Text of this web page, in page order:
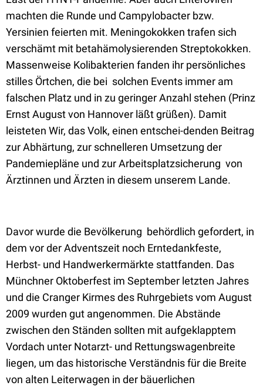
machten die Runde und Campylobacter bzw.
Yersinien feierten mit. Meningokokken trafen sich
verschämt mit betahämolysierenden Streptokokken.
Massenweise Kolibakterien fanden ihr persönliches
stilles Örtchen, die bei solchen Events immer am
falschen Platz und in zu geringer Anzahl stehen (Prinz
Ernst August von Hannover läßt grüßen). Damit
leisteten Wir, das Volk, einen entschei-denden Beitrag
zur Abhärtung, zur schnelleren Umsetzung der
Pandemiepläne und zur Arbeitsplatzsicherung von
Ärztinnen und Ärzten in diesem unserem Lande.
Davor wurde die Bevölkerung behördlich gefordert, in
dem vor der Adventszeit noch Erntedankfeste,
Herbst- und Handwerkermärkte stattfanden. Das
Münchner Oktoberfest im September letzten Jahres
und die Cranger Kirmes des Ruhrgebiets vom August
2009 wurden gut angenommen. Die Abstände
zwischen den Ständen sollten mit aufgeklapptem
Vordach unter Notarzt- und Rettungswagenbreite
liegen, um das historische Verständnis für die Breite
von alten Leiterwagen in der bäuerlichen